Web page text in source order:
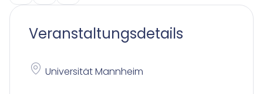
Veranstaltungsdetails
Universität Mannheim